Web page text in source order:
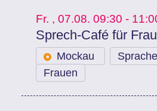
Fr. , 07.08. 09:30 -
Sprech-Café für
Mockau Sprache
Frauen